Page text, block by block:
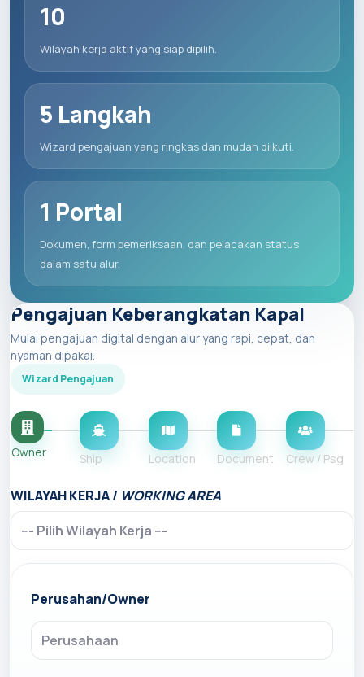
10
Wilayah kerja aktif yang siap dipilih.
5 Langkah
Wizard pengajuan yang ringkas dan mudah diikuti.
1 Portal
Dokumen, form pemeriksaan, dan pelacakan status
dalam satu alur.
Pengajuan Keberangkatan Kapal
Mulai pengajuan digital dengan alur yang rapi, cepat, dan
nyaman dipakai.
Wizard Pengajuan
Owner Ship Location Document Crew / Psg
WILAYAH KERJA / WORKING AREA
Perusahan/Owner